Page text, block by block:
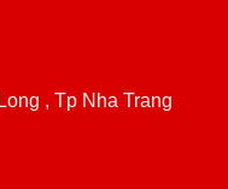
, Tp Nha Trang